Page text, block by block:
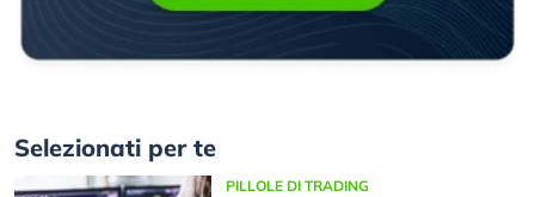
Selezionati per te
PILLOLE DI TRADING